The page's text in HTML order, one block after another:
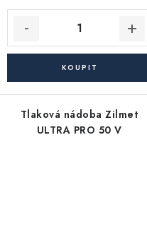
Tlaková nádoba Zilmet
ULTRA PRO 50 V